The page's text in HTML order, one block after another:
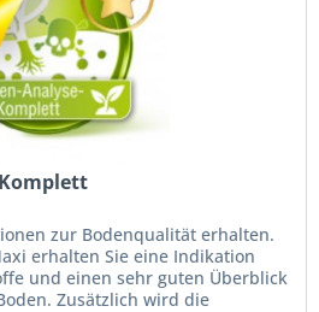
zur Bodenqualität erhalten.
erhalten Sie eine Indikation
und einen sehr guten Überblick
Zusätzlich wird die